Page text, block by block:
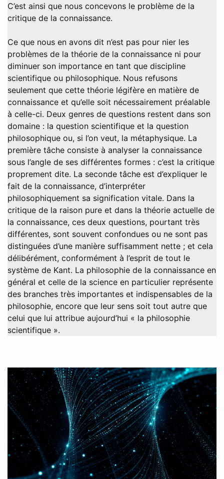
C’est ainsi que nous concevons le problème de la
critique de la connaissance.
Ce que nous en avons dit n’est pas pour nier les
problèmes de la théorie de la connaissance ni pour
diminuer son importance en tant que discipline
scientifique ou philosophique. Nous refusons
seulement que cette théorie légifère en matière de
connaissance et qu’elle soit nécessairement préalable
à celle-ci. Deux genres de questions restent dans son
domaine : la question scientifique et la question
philosophique ou, si l’on veut, la métaphysique. La
première tâche consiste à analyser la connaissance
sous l’angle de ses différentes formes : c’est la critique
proprement dite. La seconde tâche est d’expliquer le
fait de la connaissance, d’interpréter
philosophiquement sa signification vitale. Dans la
critique de la raison pure et dans la théorie actuelle de
la connaissance, ces deux questions, pourtant très
différentes, sont souvent confondues ou ne sont pas
distinguées d’une manière suffisamment nette ; et cela
délibérément, conformément à l’esprit de tout le
système de Kant. La philosophie de la connaissance en
général et celle de la science en particulier représente
des branches très importantes et indispensables de la
philosophie, encore que leur sens soit tout autre que
celui que lui attribue aujourd’hui « la philosophie
scientifique ».